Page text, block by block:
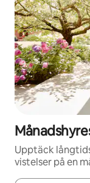
Upptäck
vistelser på en